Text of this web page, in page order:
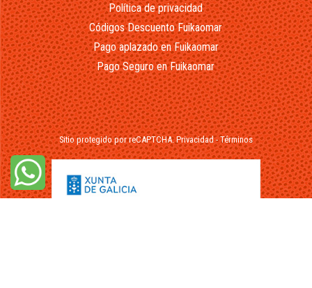
Política de privacidad
Códigos Descuento Fuikaomar
Pago aplazado en Fuikaomar
Pago Seguro en Fuikaomar
Sitio protegido por reCAPTCHA.Privacidad-Términos